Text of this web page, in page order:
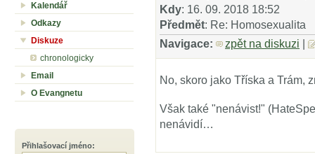
Kalendář
Odkazy
Diskuze
chronologicky
Email
O Evangnetu
Přihlašovací jméno:
Kdy: 16. 09. 2018 18:52
Předmět: Re: Homosexualita
Navigace:
zpět na diskuzi
No, skoro jako Tříska a Trám,
Však také "nenávist!"
nenávidí…